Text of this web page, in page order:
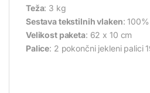
Teža: 3 kg
Sestava tekstilnih vlaken:
Velikost paketa: 62 x 10 cm
Palice: 2 pokončni jekleni palici